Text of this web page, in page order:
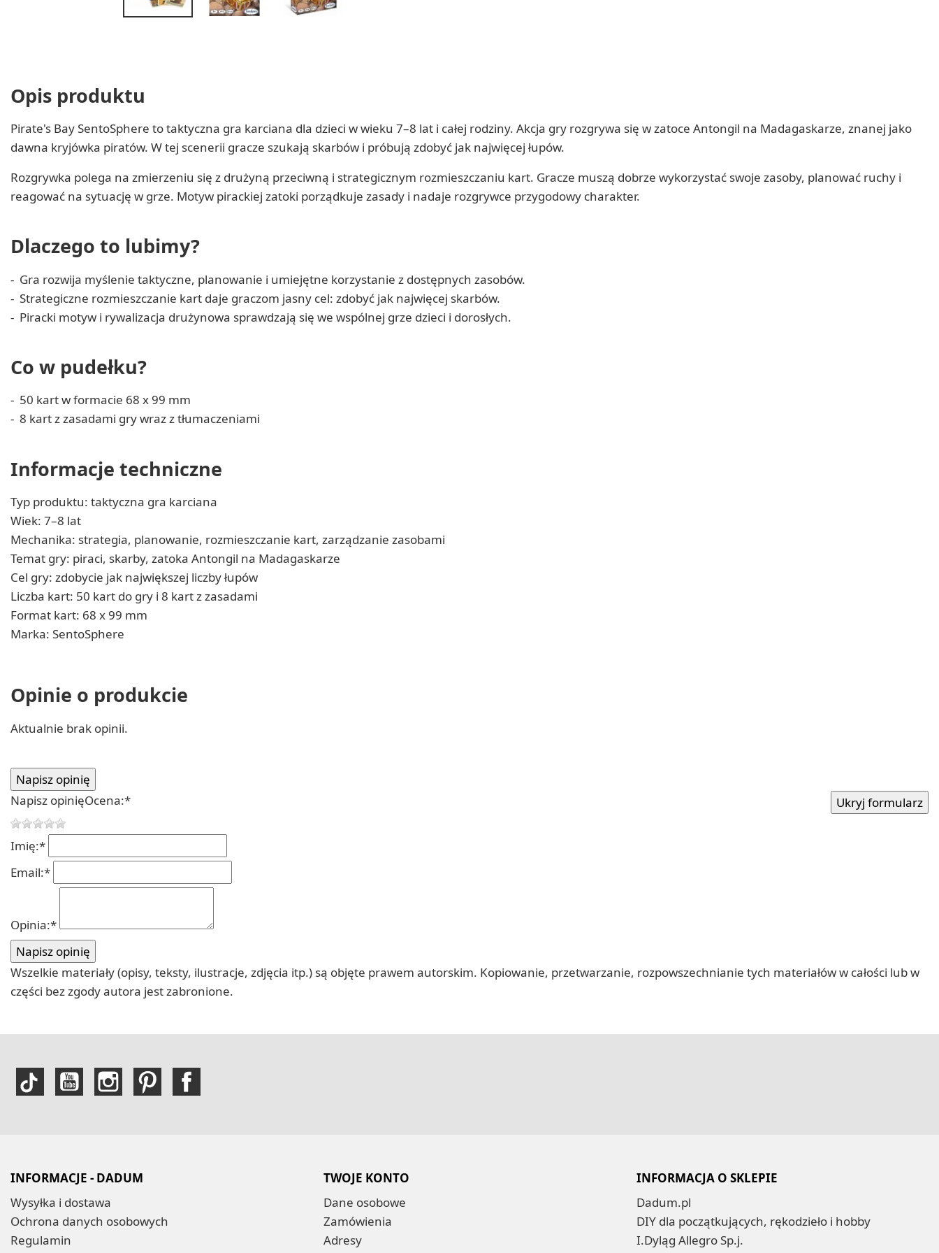
Opis produktu
Pirate's Bay SentoSphere to taktyczna gra karciana dla dzieci w wieku 7–8 lat i całej rodziny. Akcja gry rozgrywa się w zatoce Antongil na Madagaskarze, znanej jako
dawna kryjówka piratów. W tej scenerii gracze szukają skarbów i próbują zdobyć jak najwięcej łupów.
Rozgrywka polega na zmierzeniu się z drużyną przeciwną i strategicznym rozmieszczaniu kart. Gracze muszą dobrze wykorzystać swoje zasoby, planować ruchy i
reagować na sytuację w grze. Motyw pirackiej zatoki porządkuje zasady i nadaje rozgrywce przygodowy charakter.
Dlaczego to lubimy?
Gra rozwija myślenie taktyczne, planowanie i umiejętne korzystanie z dostępnych zasobów.
Strategiczne rozmieszczanie kart daje graczom jasny cel: zdobyć jak najwięcej skarbów.
Piracki motyw i rywalizacja drużynowa sprawdzają się we wspólnej grze dzieci i dorosłych.
Co w pudełku?
50 kart w formacie 68 x 99 mm
8 kart z zasadami gry wraz z tłumaczeniami
Informacje techniczne
Typ produktu: taktyczna gra karciana
Wiek: 7–8 lat
Mechanika: strategia, planowanie, rozmieszczanie kart, zarządzanie zasobami
Temat gry: piraci, skarby, zatoka Antongil na Madagaskarze
Cel gry: zdobycie jak największej liczby łupów
Liczba kart: 50 kart do gry i 8 kart z zasadami
Format kart: 68 x 99 mm
Marka: SentoSphere
Opinie o produkcie
Aktualnie brak opinii.
Napisz opinięOcena:*
Imię:*
Email:*
Opinia:*
Wszelkie materiały (opisy, teksty, ilustracje, zdjęcia itp.) są objęte prawem autorskim. Kopiowanie, przetwarzanie, rozpowszechnianie tych materiałów w całości lub w
części bez zgody autora jest zabronione.
INFORMACJE - DADUM
Wysyłka i dostawa
Ochrona danych osobowych
Regulamin
TWOJE KONTO
Dane osobowe
Zamówienia
Adresy
INFORMACJA O SKLEPIE
Dadum.pl
DIY dla początkujących, rękodzieło i hobby
I.Dyląg Allegro Sp.j.